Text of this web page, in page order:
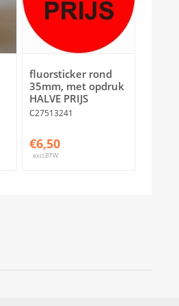
fluorsticker rond
35mm, met opdruk
HALVE PRIJS
C27513241
€6,50
excl.BTW